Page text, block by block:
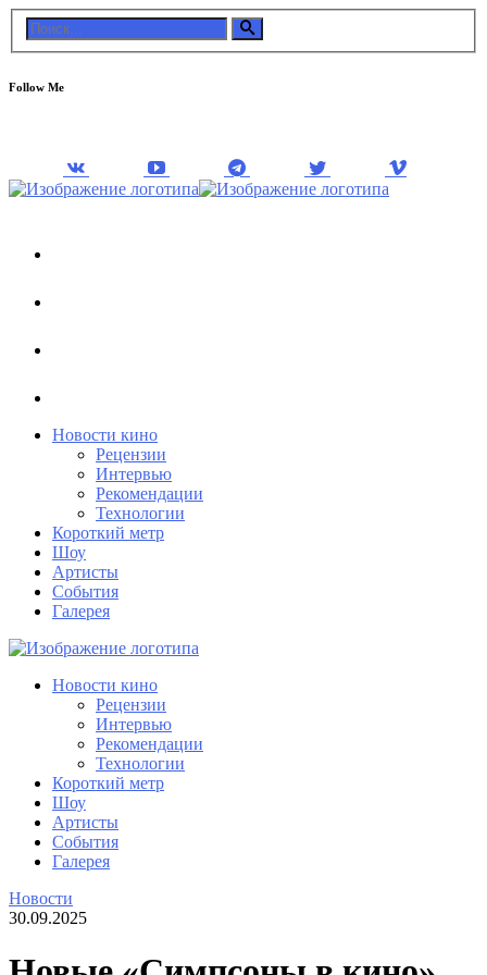
Follow Me
Новости кино
Рецензии
Интервью
Рекомендации
Технологии
Короткий метр
Шоу
Артисты
События
Галерея
Новости кино
Рецензии
Интервью
Рекомендации
Технологии
Короткий метр
Шоу
Артисты
События
Галерея
Новости
30.09.2025